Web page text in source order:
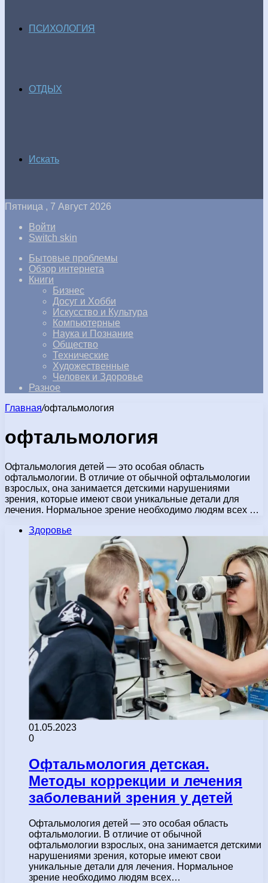
ПСИХОЛОГИЯ
ОТДЫХ
Искать
Пятница , 7 Август 2026
Войти
Switch skin
Бытовые проблемы
Обзор интернета
Книги
Бизнес
Досуг и Хобби
Искусство и Культура
Компьютерные
Наука и Познание
Общество
Технические
Художественные
Человек и Здоровье
Разное
Главная/офтальмология
офтальмология
Офтальмология детей — это особая область
офтальмологии. В отличие от обычной офтальмологии
взрослых, она занимается детскими нарушениями
зрения, которые имеют свои уникальные детали для
лечения. Нормальное зрение необходимо людям всех …
Здоровье
01.05.2023
0
Офтальмология детская.
Методы коррекции и лечения
заболеваний зрения у детей
Офтальмология детей — это особая область
офтальмологии. В отличие от обычной
офтальмологии взрослых, она занимается детскими
нарушениями зрения, которые имеют свои
уникальные детали для лечения. Нормальное
зрение необходимо людям всех…